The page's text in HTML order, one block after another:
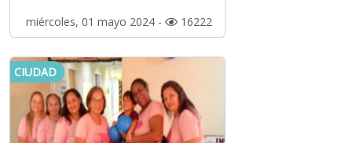
miércoles, 01 mayo 2024 - 16222
CIUDAD